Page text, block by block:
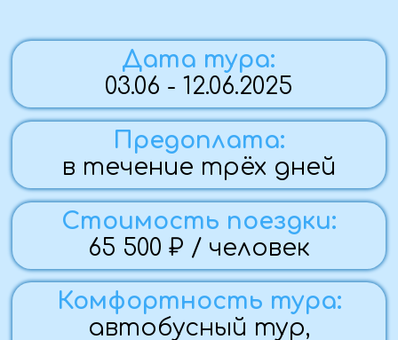
Группа закрыта
+7 (959) 177-36-28
По вопросам бронирования:
Мария
Стоимость
Памятка
Программа тура
Программа тура:
1 ДЕНЬ (03.06.25)